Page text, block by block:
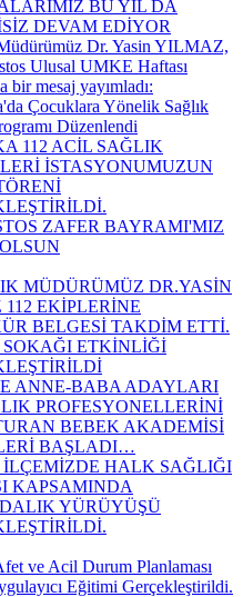
BU YIL DA
DEVAM EDİYOR
Dr. Yasin YILMAZ,
Ulusal UMKE Haftası
bir mesaj yayımladı:
Çocuklara Yönelik Sağlık
Düzenlendi
112 ACİL SAĞLIK
İSTASYONUMUZUN
ZAFER BAYRAMI'MIZ
MÜDÜRÜMÜZ DR.YASİN
EKİPLERİNE
BELGESİ TAKDİM ETTİ.
ETKİNLİĞİ
ANNE-BABA ADAYLARI
PROFESYONELLERİNİ
BEBEK AKADEMİSİ
BAŞLADI…
HALK SAĞLIĞI
KAPSAMINDA
YÜRÜYÜŞÜ
ve Acil Durum Planlaması
Eğitimi Gerçekleştirildi.